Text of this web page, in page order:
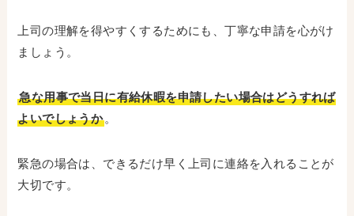
上司の理解を得やすくするためにも、丁寧な申請を心がけ
ましょう。
急な用事で当日に有給休暇を申請したい場合はどうすれば
よいでしょうか 。
緊急の場合は、できるだけ早く上司に連絡を入れることが
大切です。